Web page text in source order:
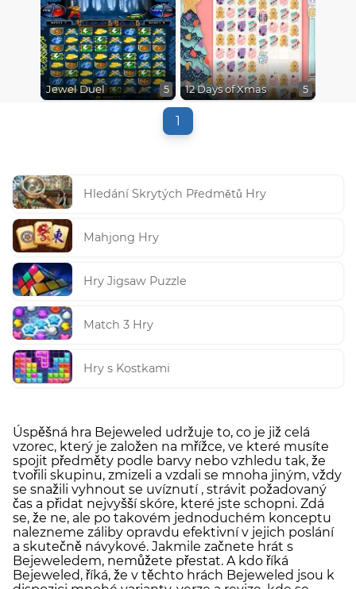
Jewel Duel 5 12 Days of Xmas 5
1
Hledání Skrytých Předmětů Hry
Mahjong Hry
Hry Jigsaw Puzzle
Match 3 Hry
Hry s Kostkami
Úspěšná hra Bejeweled udržuje to, co je již celá
vzorec, který je založen na mřížce, ve které musíte
spojit předměty podle barvy nebo vzhledu tak, že
tvořili skupinu, zmizeli a vzdali se mnoha jiným, vždy
se snažili vyhnout se uvíznutí , strávit požadovaný
čas a přidat nejvyšší skóre, které jste schopni. Zdá
se, že ne, ale po takovém jednoduchém konceptu
nalezneme záliby opravdu efektivní v jejich poslání
a skutečně návykové. Jakmile začnete hrát s
Bejeweledem, nemůžete přestat. A kdo říká
Bejeweled, říká, že v těchto hrách Bejeweled jsou k